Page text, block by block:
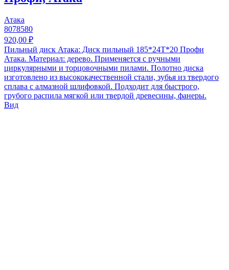
Атака
8078580
920,00 ₽
Пильный диск Атака: Диск пильный 185*24T*20 Профи
Атака. Материал: дерево. Применяется с ручными
циркулярными и торцовочными пилами. Полотно диска
изготовлено из высококачественной стали, зубья из твердого
сплава с алмазной шлифовкой. Подходит для быстрого,
грубого распила мягкой или твердой древесины, фанеры.
Вид